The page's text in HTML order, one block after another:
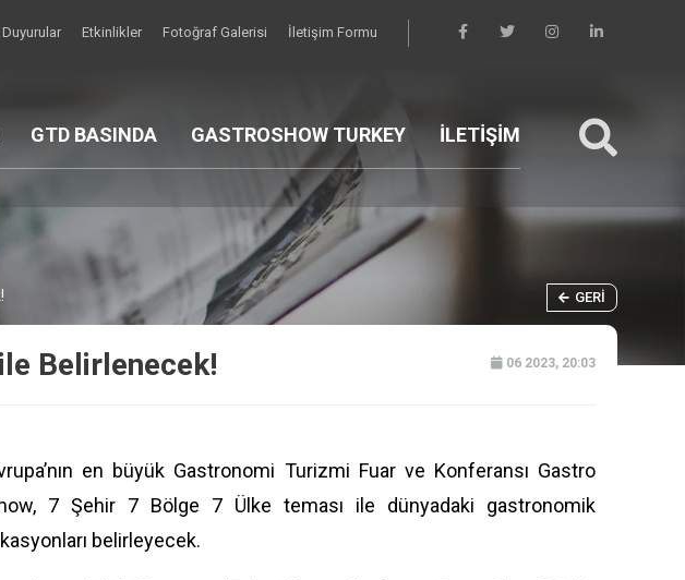
Duyurular Etkinlikler Fotoğraf Galerisi İletişim Formu
GTD BASINDA GASTROSHOW TURKEY İLETİŞİM
GERI
Belirlenecek! 06 2023, 20:03
en büyük Gastronomi Turizmi Fuar ve Konferansı Gastro
7 Şehir 7 Bölge 7 Ülke teması ile dünyadaki gastronomik
belirleyecek.